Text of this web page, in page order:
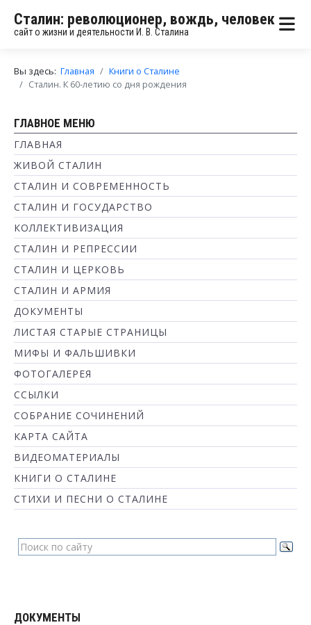
Сталин: революционер, вождь, человек
сайт о жизни и деятельности И. В. Сталина
Вы здесь: Главная
Книги о Сталине
Сталин. К 60-летию со дня рождения
ГЛАВНОЕ МЕНЮ
ГЛАВНАЯ
ЖИВОЙ СТАЛИН
СТАЛИН И СОВРЕМЕННОСТЬ
СТАЛИН И ГОСУДАРСТВО
КОЛЛЕКТИВИЗАЦИЯ
СТАЛИН И РЕПРЕССИИ
СТАЛИН И ЦЕРКОВЬ
СТАЛИН И АРМИЯ
ДОКУМЕНТЫ
ЛИСТАЯ СТАРЫЕ СТРАНИЦЫ
МИФЫ И ФАЛЬШИВКИ
ФОТОГАЛЕРЕЯ
ССЫЛКИ
СОБРАНИЕ СОЧИНЕНИЙ
КАРТА САЙТА
ВИДЕОМАТЕРИАЛЫ
КНИГИ О СТАЛИНЕ
СТИХИ И ПЕСНИ О СТАЛИНЕ
ДОКУМЕНТЫ